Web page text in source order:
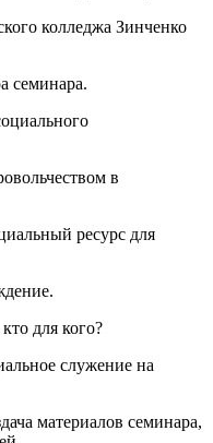
колледжа Зинченко
семинара.
в
ресурс для
для кого?
служение на
материалов семинара,